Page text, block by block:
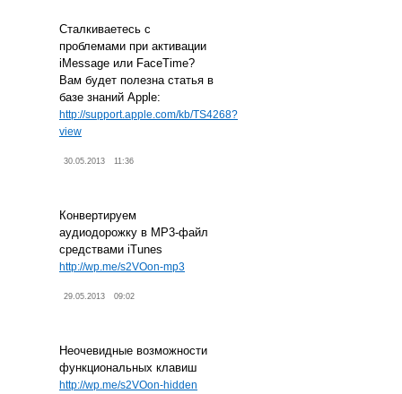
Сталкиваетесь с
проблемами при активации
iMessage или FaceTime?
Вам будет полезна статья в
базе знаний Apple:
http://support.apple.com/kb/TS4268?
view
30.05.2013 11:36
Конвертируем
аудиодорожку в MP3-файл
средствами iTunes
http://wp.me/s2VOon-mp3
29.05.2013 09:02
Неочевидные возможности
функциональных клавиш
http://wp.me/s2VOon-hidden